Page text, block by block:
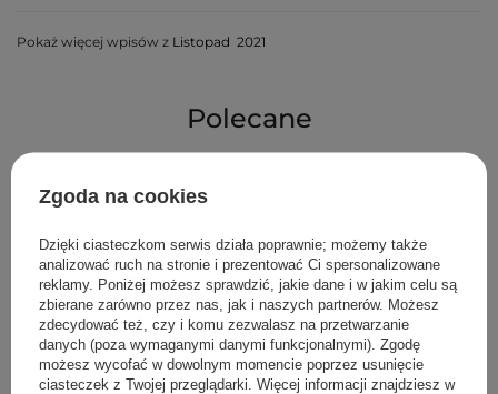
Pokaż więcej wpisów z Listopad 2021
Polecane
Zgoda na cookies
Dzięki ciasteczkom serwis działa poprawnie; możemy także
analizować ruch na stronie i prezentować Ci spersonalizowane
reklamy. Poniżej możesz sprawdzić, jakie dane i w jakim celu są
zbierane zarówno przez nas, jak i naszych partnerów. Możesz
zdecydować też, czy i komu zezwalasz na przetwarzanie
danych (poza wymaganymi danymi funkcjonalnymi). Zgodę
możesz wycofać w dowolnym momencie poprzez usunięcie
ciasteczek z Twojej przeglądarki. Więcej informacji znajdziesz w